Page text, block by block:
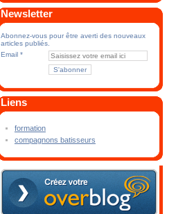
Newsletter
Abonnez-vous pour être averti des nouveaux
articles publiés.
Email
Liens
formation
compagnons batisseurs